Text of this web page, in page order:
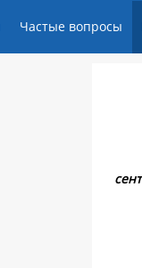
Частые вопросы